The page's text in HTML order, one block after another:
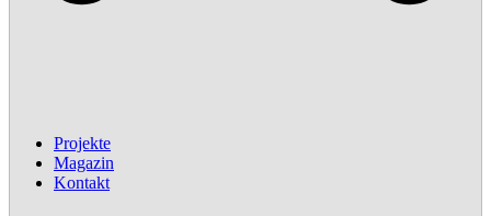
Projekte
Magazin
Kontakt